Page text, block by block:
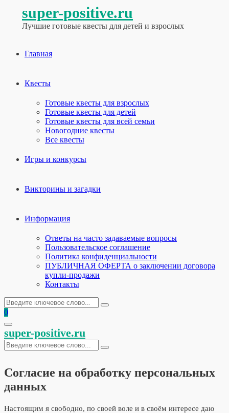
super-positive.ru
Лучшие готовые квесты для детей и взрослых
Главная
Квесты
Готовые квесты для взрослых
Готовые квесты для детей
Готовые квесты для всей семьи
Новогодние квесты
Все квесты
Игры и конкурсы
Викторины и загадки
Информация
Ответы на часто задаваемые вопросы
Пользовательское соглашение
Политика конфиденциальности
ПУБЛИЧНАЯ ОФЕРТА о заключении договора
купли-продажи
Контакты
Искать:
Поиск
0
Основное
меню
super-positive.ru
Искать:
Поиск
Согласие на обработку персональных
данных
Настоящим я свободно, по своей воле и в своём интересе даю